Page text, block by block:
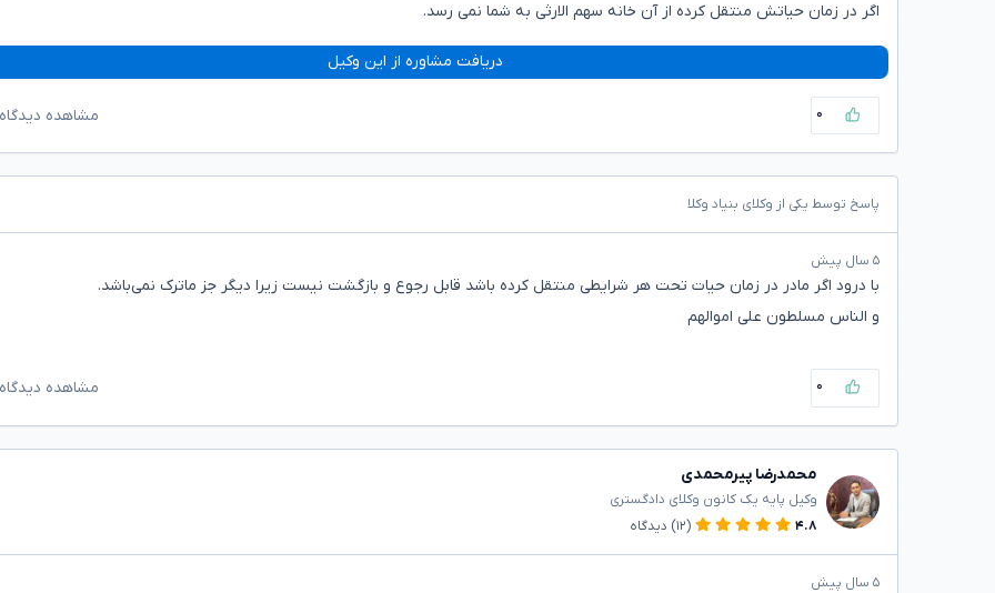
اگر در زمان حیاتش منتقل کرده از آن خانه سهم الارثی به شما نمی رسد.
دریافت مشاوره از این وکیل
۰ مشاهده
پاسخ توسط یکی از وکلای بنیاد وکلا
۵ سال پیش
با درود اگر مادر در زمان حیات تحت هر شرایطی منتقل کرده باشد قابل رجوع و بازگشت نیست زیرا دیگر جز ماترک نمی‌باشد.
و الناس مسلطون علی اموالهم
۰ مشاهده
محمدرضا پیرمحمدی
وکیل پایه یک کانون وکلای دادگستری
۴.۸
(۱۲) دیدگاه
۵ سال پیش